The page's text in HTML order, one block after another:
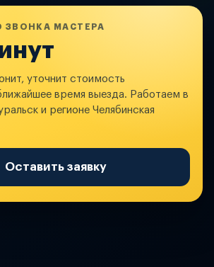
ЗВОНКА МАСТЕРА
уточнит стоимость
время выезда. Работаем в
и регионе Челябинская
Оставить заявку